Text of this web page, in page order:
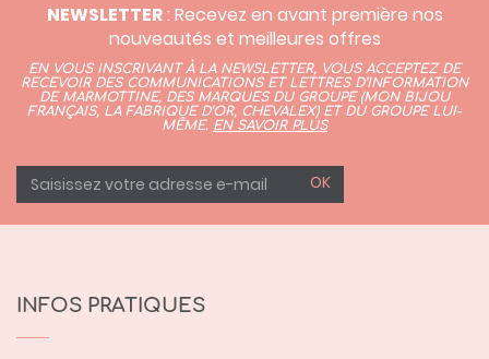
NEWSLETTER: Recevez en avant première nos
nouveautés et meilleures offres
EN VOUS INSCRIVANT À LA NEWSLETTER, VOUS ACCEPTEZ DE
RECEVOIR DES COMMUNICATIONS ET LETTRES D’INFORMATION
DE MARMOTTINE, DES MARQUES DU GROUPE (MON BIJOU
FRANÇAIS, LA FABRIQUE D’OR, CHEVALEX)ET DU GROUPE LUI-
MÊME. EN SAVOIR PLUS
OK
INFOS PRATIQUES